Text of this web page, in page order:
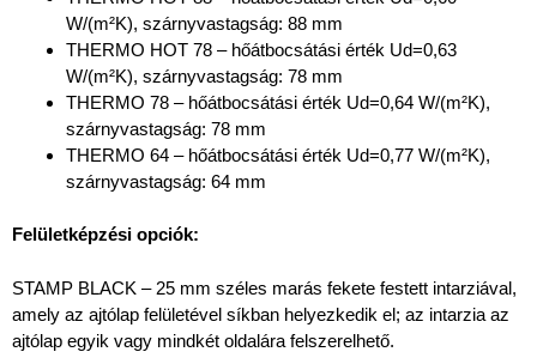
W/(m²K), szárnyvastagság: 88 mm
THERMO HOT 78 – hőátbocsátási érték Ud=0,63
W/(m²K), szárnyvastagság: 78 mm
THERMO 78 – hőátbocsátási érték Ud=0,64 W/(m²K),
szárnyvastagság: 78 mm
THERMO 64 – hőátbocsátási érték Ud=0,77 W/(m²K),
szárnyvastagság: 64 mm
Felületképzési opciók:
STAMP BLACK – 25 mm széles marás fekete festett intarziával,
amely az ajtólap felületével síkban helyezkedik el; az intarzia az
ajtólap egyik vagy mindkét oldalára felszerelhető.